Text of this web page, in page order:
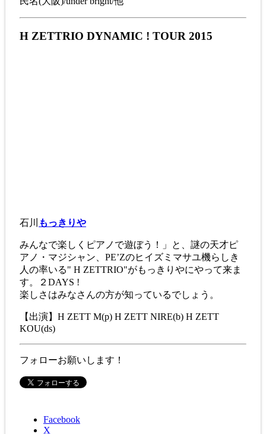
H ZETTRIO DYNAMIC ! TOUR 2015
石川 もっきりや
みんなで楽しくピアノで遊ぼう！」と、謎の天才ピ
アノ・マジシャン、PE’Zのヒイズミマサユ機らしき
人の率いる" H ZETTRIO"がもっきりやにやって来ま
す。２DAYS !
楽しさはみなさんの方が知っているでしょう。
【出演】H ZETT M(p) H ZETT NIRE(b) H ZETT
KOU(ds)
フォローお願いします！
Facebook
X